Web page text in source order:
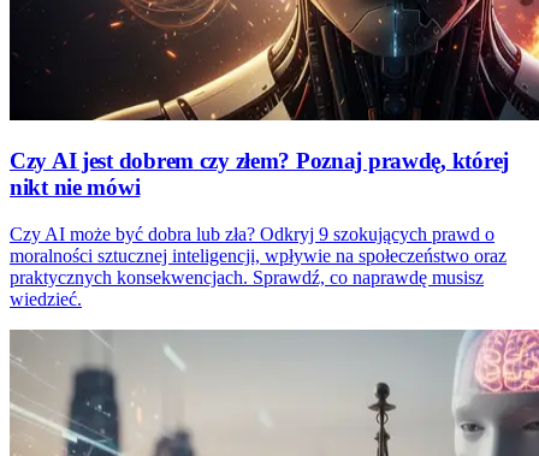
Czy AI jest dobrem czy złem? Poznaj prawdę, której
nikt nie mówi
Czy AI może być dobra lub zła? Odkryj 9 szokujących prawd o
moralności sztucznej inteligencji, wpływie na społeczeństwo oraz
praktycznych konsekwencjach. Sprawdź, co naprawdę musisz
wiedzieć.